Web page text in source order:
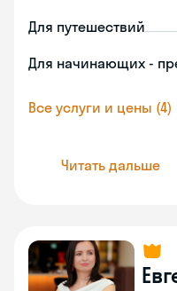
Для путешествий
Для начинающих -
Все услуги и цены (4)
Читать дальше